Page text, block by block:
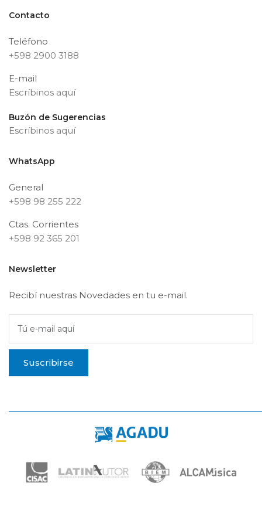
Contacto
Teléfono
+598 2900 3188
E-mail
Escríbinos aquí
Buzón de Sugerencias
Escríbinos aquí
WhatsApp
General
+598 98 255 222
Ctas. Corrientes
+598 92 365 201
Newsletter
Recibí nuestras Novedades en tu e-mail.
Tú e-mail aquí
Suscribirse